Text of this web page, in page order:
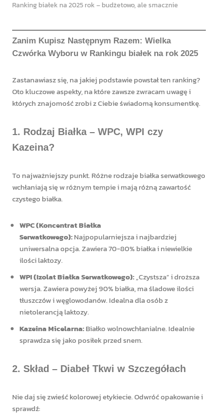
Ranking białek na 2025 rok – budżetowo, ale smacznie
Zanim Kupisz Następnym Razem: Wielka
Czwórka Wyboru w Rankingu białek na rok 2025
Zastanawiasz się, na jakiej podstawie powstał ten ranking?
Oto kluczowe aspekty, na które zawsze zwracam uwagę i
których znajomość zrobi z Ciebie świadomą konsumentkę.
1. Rodzaj Białka – WPC, WPI czy
Kazeina?
To najważniejszy punkt. Różne rodzaje białka serwatkowego
wchłaniają się w różnym tempie i mają różną zawartość
czystego białka.
WPC (Koncentrat Białka
Serwatkowego):Najpopularniejsza i najbardziej
uniwersalna opcja. Zawiera 70-80% białka i niewielkie
ilości laktozy.
WPI (Izolat Białka Serwatkowego):„Czystsza” i droższa
wersja. Zawiera powyżej 90% białka, ma śladowe ilości
tłuszczów i węglowodanów. Idealna dla osób z
nietolerancją laktozy.
Kazeina Micelarna:Białko wolnowchłanialne. Idealnie
sprawdza się jako posiłek przed snem.
2. Skład – Diabeł Tkwi w Szczegółach
Nie daj się zwieść kolorowej etykiecie. Odwróć opakowanie i
sprawdź: